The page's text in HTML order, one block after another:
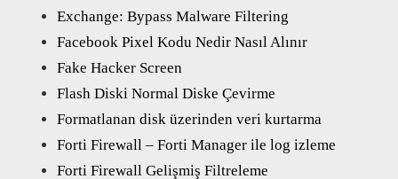
Exchange: Bypass Malware Filtering
Facebook Pixel Kodu Nedir Nasıl Alınır
Fake Hacker Screen
Flash Diski Normal Diske Çevirme
Formatlanan disk üzerinden veri kurtarma
Forti Firewall – Forti Manager ile log izleme
Forti Firewall Gelişmiş Filtreleme